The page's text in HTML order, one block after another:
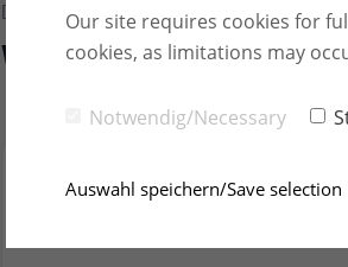
DREI KATEGORIEN
Welche Arten von
01 / Realtime
Our site requires cookies for
cookies, as limitations may
Notwendig/Necessary
Auswahl speichern/Save selection